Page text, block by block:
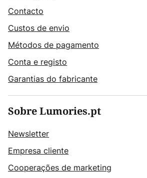
Contacto
Custos de envio
Métodos de pagamento
Conta e registo
Garantias do fabricante
Sobre Lumories.pt
Newsletter
Empresa cliente
Cooperações de marketing